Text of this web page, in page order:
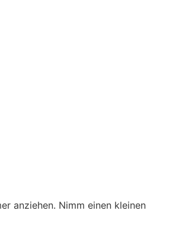
anziehen. Nimm einen kleinen